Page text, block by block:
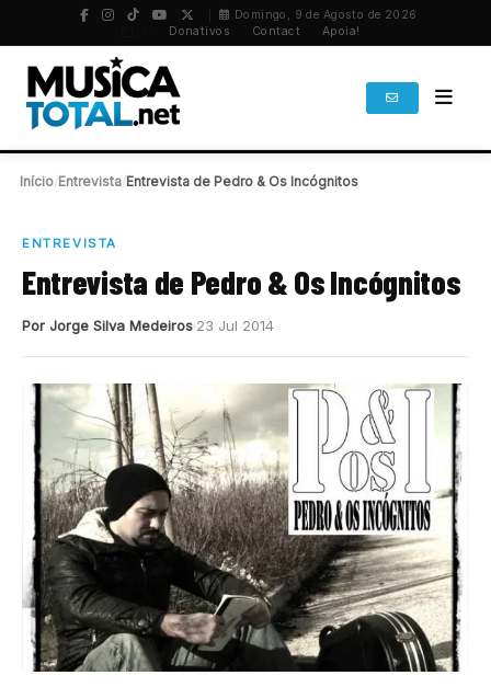
Domingo, 9 de Agosto de 2026
Donativos Contact Apoia!
Início Entrevista Entrevista de Pedro & Os Incógnitos
ENTREVISTA
Entrevista de Pedro & Os Incógnitos
Por Jorge Silva Medeiros 23 Jul 2014